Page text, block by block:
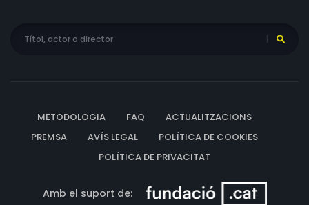
METODOLOGIA FAQ
ACTUALITZACIONS
PREMSA
AVÍS LEGAL
POLÍTICA DE COOKIES
POLÍTICA DE PRIVACITAT
Amb el suport de: